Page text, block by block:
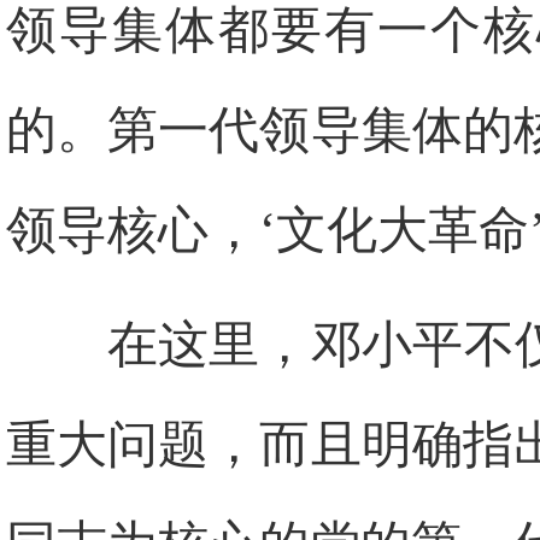
领导集体都要有一个
的。第一代领导集体的
领导核心，‘文化大革
在这里，邓小平不
重大问题，而且明确指